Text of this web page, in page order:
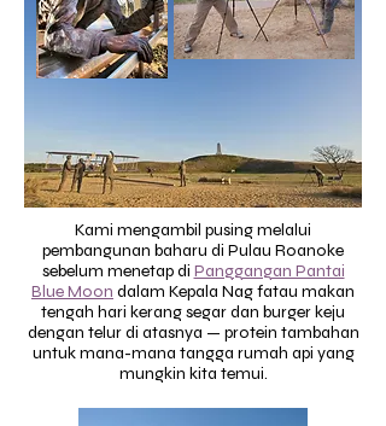
Kami mengambil pusing melalui
pembangunan baharu di Pulau Roanoke
sebelum menetap di Panggangan Pantai
Blue Moon dalam Kepala Nag fatau makan
tengah hari kerang segar dan burger keju
dengan telur di atasnya — protein tambahan
untuk mana-mana tangga rumah api yang
mungkin kita temui.